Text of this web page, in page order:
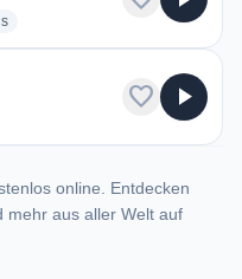
radio stations
favorite play_arrow
online. Entdecken
mehr aus aller Welt auf